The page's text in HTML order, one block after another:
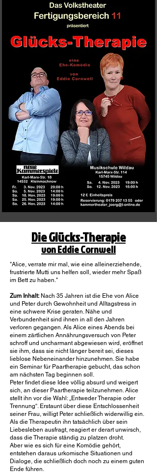
Die Glücks-Therapie
von Eddie Cornwell
"Alice, verrate mir mal, wie eine alleinerziehende,
frustrierte Mutti uns helfen soll, wieder mehr Spaß
im Bett zu haben."
Zum Inhalt: Nach 35 Jahren ist die Ehe von Alice
und Peter durch Gewohnheit und Alltagstress in
eine schwere Krise geraten. Nähe und
Verbundenheit sind ihnen in all den Jahren
verloren gegangen. Als Alice eines Abends bei
einem zärtlichen Annährungsversuch von Peter
schroff und uncharmant abgewiesen wird, eröffnet
sie ihm, dass sie nicht länger bereit sei, dieses
lieblose Nebeneinander hinzunehmen. Sie habe
ein Seminar für Paartherapie gebucht, das schon
am nächsten Tag beginnen soll.
Peter findet diese Idee völlig absurd und weigert
sich, an dieser Paartherapie teilzunehmen. Alice
stellt ihn vor die Wahl: „Entweder Therapie oder
Trennung“. Erstaunt über diese Entschlossenheit
seiner Frau, willigt Peter schließlich widerwillig ein.
Als die Therapeutin ihn tatsächlich über sein
Liebesleben ausfragt, reagiert er derart unwirsch,
dass die Therapie ständig zu platzen droht.
Aber wie es sich für eine Komödie gehört,
entstehen daraus urkomische Situationen und
Dialoge, die schließlich doch noch zu einem guten
Ende führen.